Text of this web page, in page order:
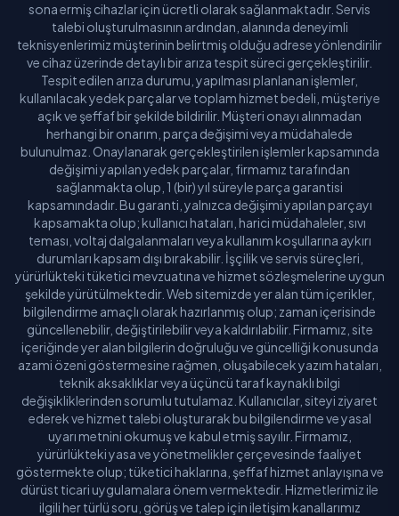
sona ermiş cihazlar için ücretli olarak sağlanmaktadır. Servis
talebi oluşturulmasının ardından, alanında deneyimli
teknisyenlerimiz müşterinin belirtmiş olduğu adrese yönlendirilir
ve cihaz üzerinde detaylı bir arıza tespit süreci gerçekleştirilir.
Tespit edilen arıza durumu, yapılması planlanan işlemler,
kullanılacak yedek parçalar ve toplam hizmet bedeli, müşteriye
açık ve şeffaf bir şekilde bildirilir. Müşteri onayı alınmadan
herhangi bir onarım, parça değişimi veya müdahalede
bulunulmaz. Onaylanarak gerçekleştirilen işlemler kapsamında
değişimi yapılan yedek parçalar, firmamız tarafından
sağlanmakta olup, 1 (bir) yıl süreyle parça garantisi
kapsamındadır. Bu garanti, yalnızca değişimi yapılan parçayı
kapsamakta olup; kullanıcı hataları, harici müdahaleler, sıvı
teması, voltaj dalgalanmaları veya kullanım koşullarına aykırı
durumları kapsam dışı bırakabilir. İşçilik ve servis süreçleri,
yürürlükteki tüketici mevzuatına ve hizmet sözleşmelerine uygun
şekilde yürütülmektedir. Web sitemizde yer alan tüm içerikler,
bilgilendirme amaçlı olarak hazırlanmış olup; zaman içerisinde
güncellenebilir, değiştirilebilir veya kaldırılabilir. Firmamız, site
içeriğinde yer alan bilgilerin doğruluğu ve güncelliği konusunda
azami özeni göstermesine rağmen, oluşabilecek yazım hataları,
teknik aksaklıklar veya üçüncü taraf kaynaklı bilgi
değişikliklerinden sorumlu tutulamaz. Kullanıcılar, siteyi ziyaret
ederek ve hizmet talebi oluşturarak bu bilgilendirme ve yasal
uyarı metnini okumuş ve kabul etmiş sayılır. Firmamız,
yürürlükteki yasa ve yönetmelikler çerçevesinde faaliyet
göstermekte olup; tüketici haklarına, şeffaf hizmet anlayışına ve
dürüst ticari uygulamalara önem vermektedir. Hizmetlerimiz ile
ilgili her türlü soru, görüş ve talep için iletişim kanallarımız